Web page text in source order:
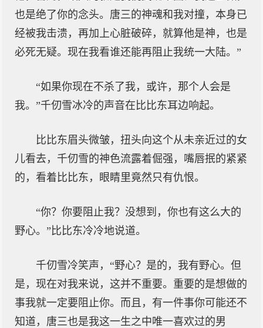
也是绝了你的念头。唐三的神魂和我对撞，本身已
经被我击溃，再加上心脏破碎，就算他是神，也是
必死无疑。现在我看谁还能再阻止我统一大陆。”
“如果你现在不杀了我，或许，那个人会是
我。”千仞雪冰冷的声音在比比东耳边响起。
比比东眉头微皱，扭头向这个从未亲近过的女
儿看去，千仞雪的神色流露着倔强，嘴唇抿的紧紧
的，看着比比东，眼睛里竟然只有仇恨。
“你？你要阻止我？没想到，你也有这么大的
野心。”比比东冷冷地说道。
千仞雪冷笑声，“野心？是的，我有野心。但
是，现在对我来说，这并不重要。重要的是想做的
事我就一定要阻止你。而且，有一件事你可能还不
知道，唐三也是我这一生之中唯一喜欢过的男